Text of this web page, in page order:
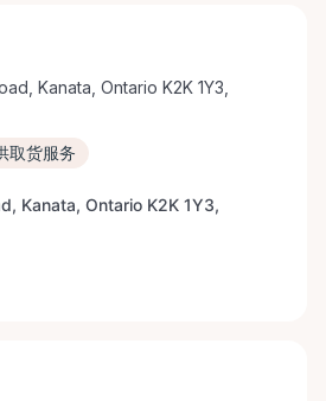
Kanata, Ontario K2K 1Y3,
取货服务